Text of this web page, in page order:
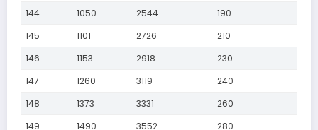
144
1050 2544
190
145
1101 2726
210
146
1153 2918
230
147
1260 3119
240
148
1373 3331
260
149
1490 3552 280